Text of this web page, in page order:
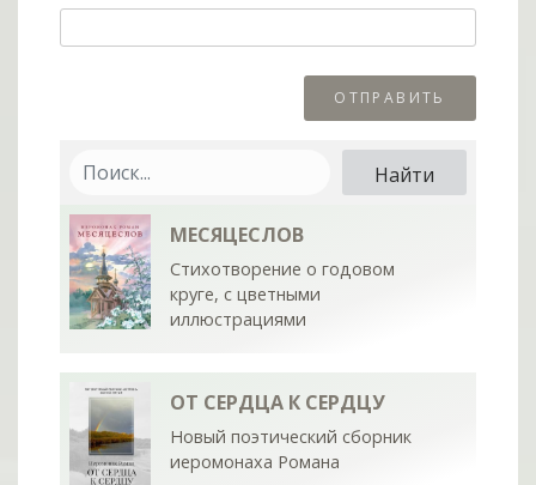
МЕСЯЦЕСЛОВ
Стихотворение о годовом
круге, с цветными
иллюстрациями
ОТ СЕРДЦА К СЕРДЦУ
Новый поэтический сборник
иеромонаха Романа